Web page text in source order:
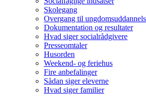
Skolegang
Overgang til
Dokumentation og resultater
Hvad siger socialrådgivere
Presseomtaler
Husorden
Weekend- og feriehus
Fire anbefalinger
Sådan siger eleverne
Hvad siger familier